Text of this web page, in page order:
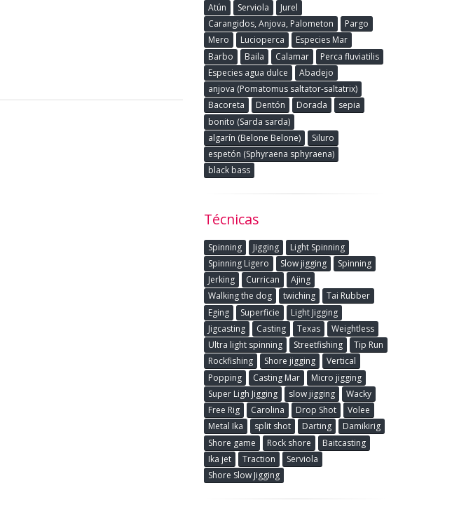
Atún
Serviola
Jurel
Carangidos, Anjova, Palometon
Pargo
Mero
Lucioperca
Especies Mar
Barbo
Baila Calamar
Perca fluviatilis
Especies agua dulce
Abadejo
anjova (Pomatomus saltator-saltatrix)
Bacoreta
Dentón Dorada
sepia
bonito (Sarda sarda)
algarín (Belone Belone)
Siluro
espetón (Sphyraena sphyraena)
black bass
Técnicas
Spinning Jigging
Light Spinning
Spinning Ligero
Slow jigging
Spinning
Jerking
Currican
Ajing
Walking the dog
twiching
Tai Rubber
Eging
Superficie
Light Jigging
Jigcasting
Casting Texas
Weightless
Ultra light spinning
Streetfishing
Tip Run
Rockfishing
Shore jigging
Vertical
Popping
Casting Mar
Micro jigging
Super Ligh Jigging
slow jigging
Wacky
Free Rig
Carolina Drop Shot
Volee
Metal Ika
split shot Darting
Damikirig
Shore game
Rock shore
Baitcasting
Ika jet
Traction
Serviola
Shore Slow Jigging